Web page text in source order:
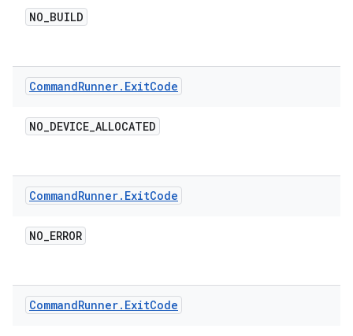
NO_BUILD
CommandRunner. ExitCode
NO_DEVICE_ALLOCATED
CommandRunner. ExitCode
NO_ERROR
CommandRunner. ExitCode